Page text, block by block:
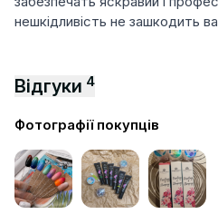
нешкідливість не зашкодить
Відгуки 4
Фотографії покупців